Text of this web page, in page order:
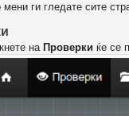
мени ги гледате сите
на Проверки ќе се